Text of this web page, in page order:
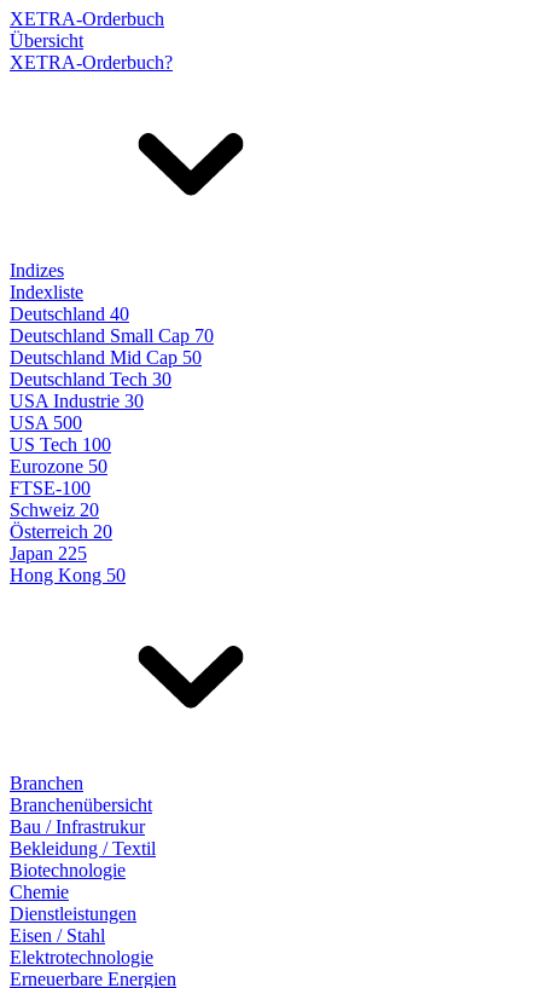
XETRA-Orderbuch
Übersicht
XETRA-Orderbuch?
Indizes
Indexliste
Deutschland 40
Deutschland Small Cap 70
Deutschland Mid Cap 50
Deutschland Tech 30
USA Industrie 30
USA 500
US Tech 100
Eurozone 50
FTSE-100
Schweiz 20
Österreich 20
Japan 225
Hong Kong 50
Branchen
Branchenübersicht
Bau / Infrastrukur
Bekleidung / Textil
Biotechnologie
Chemie
Dienstleistungen
Eisen / Stahl
Elektrotechnologie
Erneuerbare Energien